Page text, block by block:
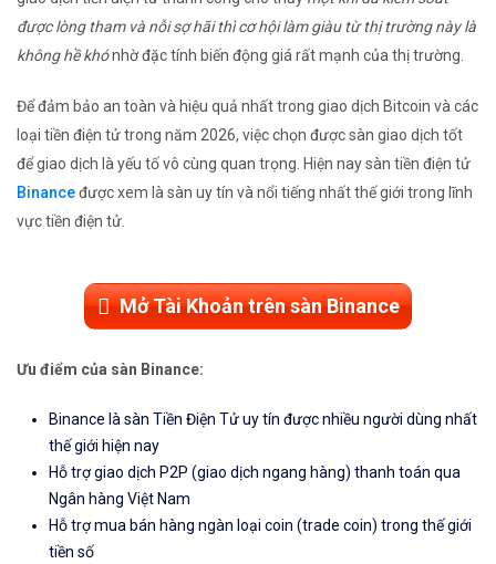
được lòng tham và nỗi sợ hãi thì cơ hội làm giàu từ thị trường này là
không hề khónhờ đặc tính biến động giá rất mạnh của thị trường.
Để đảm bảo an toàn và hiệu quả nhất trong giao dịch Bitcoin và các
loại tiền điện tử trong năm 2026, việc chọn được sàn giao dịch tốt
để giao dịch là yếu tố vô cùng quan trọng. Hiện nay sàn tiền điện tử
Binanceđược xem là sàn uy tín và nổi tiếng nhất thế giới trong lĩnh
vực tiền điện tử.
Mở Tài Khoản trên sàn Binance
Ưu điểm của sàn Binance:
Binance là sàn Tiền Điện Tử uy tín được nhiều người dùng nhất
thế giới hiện nay
Hỗ trợ giao dịch P2P (giao dịch ngang hàng) thanh toán qua
Ngân hàng Việt Nam
Hỗ trợ mua bán hàng ngàn loại coin (trade coin) trong thế giới
tiền số